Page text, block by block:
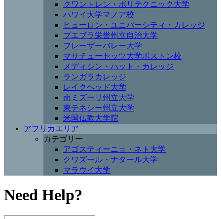
クワントレン・ポリテクニック大学
ハワイ大学マノア校
ヒューロン・ユニバーシティ・カレッジ
プエブラ栄誉州立自治大学
フレーザーバレー大学
マサチューセッツ大学ボストン校
メディシン・ハット・カレッジ
ランガラカレッジ
レイクヘッド大学
南ミズーリ州立大学
東テネシー州立大学
米国仏教大学院
アフリカエリア
カテゴリー
アゴスティーニョ・ネト大学
クワズール・ナタール大学
マラウイ大学
Need Help?